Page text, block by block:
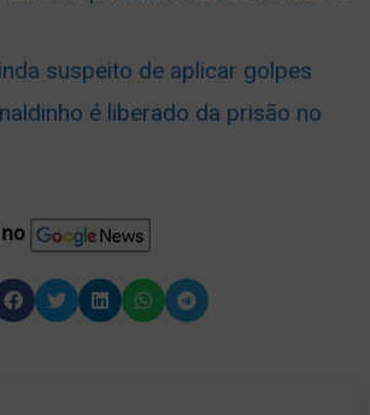
suspeito de aplicar golpes
é liberado da prisão no